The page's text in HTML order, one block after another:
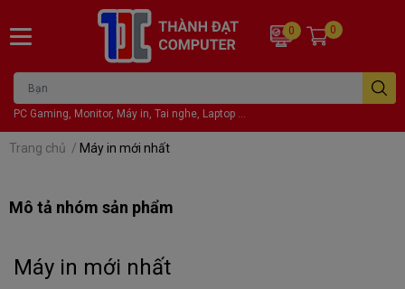
PC Gaming, Monitor, Máy in, Tai nghe, Laptop ...
0 0
Trang chủ / Máy in mới nhất
Mô tả nhóm sản phẩm
Máy in mới nhất